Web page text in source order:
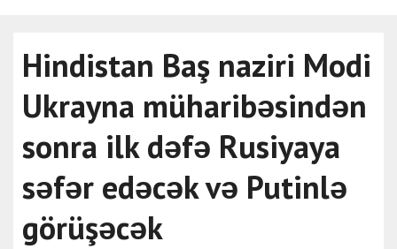
Hindistan Baş naziri Modi
Ukrayna müharibəsindən
sonra ilk dəfə Rusiyaya
səfər edəcək və Putinlə
görüşəcək